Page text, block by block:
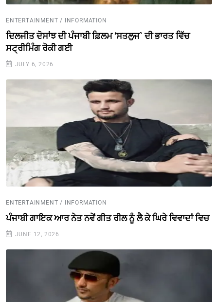
ENTERTAINMENT / INFORMATION
ਦਿਲਜੀਤ ਦੋਸਾਂਝ ਦੀ ਪੰਜਾਬੀ ਫ਼ਿਲਮ ‘ਸਤਲੁਜ` ਦੀ ਭਾਰਤ ਵਿੱਚ
ਸਟ੍ਰੀਮਿੰਗ ਰੋਕੀ ਗਈ
JULY 6, 2026
ENTERTAINMENT / INFORMATION
ਪੰਜਾਬੀ ਗਾਇਕ ਆਰ ਨੇਤ ਨਵੇਂ ਗੀਤ ਰੀਲ ਨੂੰ ਲੈ ਕੇ ਘਿਰੇ ਵਿਵਾਦਾਂ ਵਿਚ
JUNE 12, 2026